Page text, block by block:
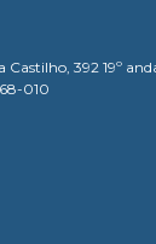
Castilho, 392 19º
010